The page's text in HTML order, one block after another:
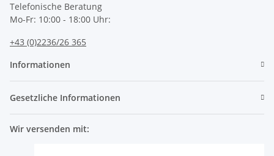
Telefonische Beratung
Mo-Fr: 10:00 - 18:00 Uhr:
+43 (0)2236/26 365
Informationen
Gesetzliche Informationen
Wir versenden mit: